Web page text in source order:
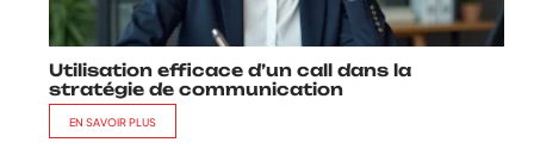
Utilisation efficace d’un call dans la
stratégie de communication
EN SAVOIR PLUS